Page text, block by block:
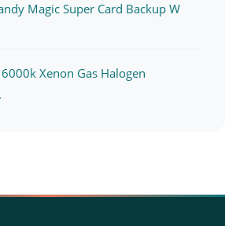
Magic Super Card Backup W
Xenon Gas Halogen